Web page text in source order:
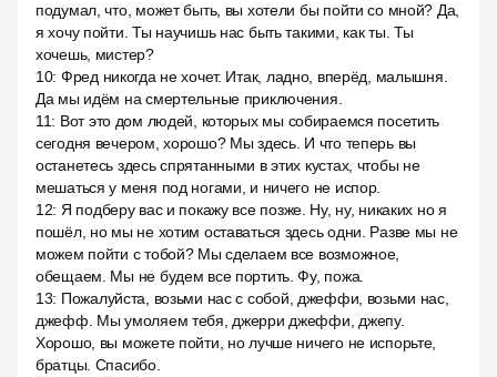
подумал, что, может быть, вы хотели бы пойти со мной? Да,
я хочу пойти. Ты научишь нас быть такими, как ты. Ты
хочешь, мистер?
10: Фред никогда не хочет. Итак, ладно, вперёд, малышня.
Да мы идём на смертельные приключения.
11: Вот это дом людей, которых мы собираемся посетить
сегодня вечером, хорошо? Мы здесь. И что теперь вы
останетесь здесь спрятанными в этих кустах, чтобы не
мешаться у меня под ногами, и ничего не испор.
12: Я подберу вас и покажу все позже. Ну, ну, никаких но я
пошёл, но мы не хотим оставаться здесь одни. Разве мы не
можем пойти с тобой? Мы сделаем все возможное,
обещаем. Мы не будем все портить. Фу, пожа.
13: Пожалуйста, возьми нас с собой, джеффи, возьми нас,
джефф. Мы умоляем тебя, джерри джеффи, джепу.
Хорошо, вы можете пойти, но лучше ничего не испорьте,
братцы. Спасибо.